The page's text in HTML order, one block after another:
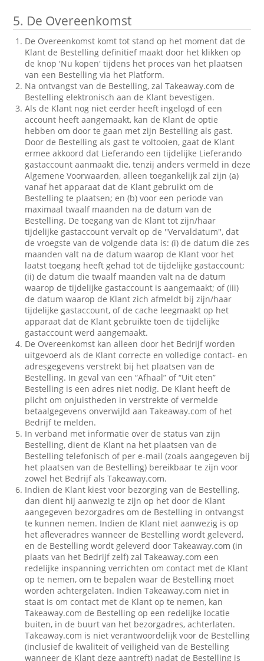
5. De Overeenkomst
De Overeenkomst komt tot stand op het moment dat de
Klant de Bestelling definitief maakt door het klikken op
de knop 'Nu kopen' tijdens het proces van het plaatsen
van een Bestelling via het Platform.
Na ontvangst van de Bestelling, zal Takeaway.com de
Bestelling elektronisch aan de Klant bevestigen.
Als de Klant nog niet eerder heeft ingelogd of een
account heeft aangemaakt, kan de Klant de optie
hebben om door te gaan met zijn Bestelling als gast.
Door de Bestelling als gast te voltooien, gaat de Klant
ermee akkoord dat Lieferando een tijdelijke Lieferando
gastaccount aanmaakt die, tenzij anders vermeld in deze
Algemene Voorwaarden, alleen toegankelijk zal zijn (a)
vanaf het apparaat dat de Klant gebruikt om de
Bestelling te plaatsen; en (b) voor een periode van
maximaal twaalf maanden na de datum van de
Bestelling. De toegang van de Klant tot zijn/haar
tijdelijke gastaccount vervalt op de ''Vervaldatum'', dat
de vroegste van de volgende data is: (i) de datum die zes
maanden valt na de datum waarop de Klant voor het
laatst toegang heeft gehad tot de tijdelijke gastaccount;
(ii) de datum die twaalf maanden valt na de datum
waarop de tijdelijke gastaccount is aangemaakt; of (iii)
de datum waarop de Klant zich afmeldt bij zijn/haar
tijdelijke gastaccount, of de cache leegmaakt op het
apparaat dat de Klant gebruikte toen de tijdelijke
gastaccount werd aangemaakt.
De Overeenkomst kan alleen door het Bedrijf worden
uitgevoerd als de Klant correcte en volledige contact- en
adresgegevens verstrekt bij het plaatsen van de
Bestelling. In geval van een “Afhaal” of “Uit eten”
Bestelling is een adres niet nodig. De Klant heeft de
plicht om onjuistheden in verstrekte of vermelde
betaalgegevens onverwijld aan Takeaway.com of het
Bedrijf te melden.
In verband met informatie over de status van zijn
Bestelling, dient de Klant na het plaatsen van de
Bestelling telefonisch of per e-mail (zoals aangegeven bij
het plaatsen van de Bestelling) bereikbaar te zijn voor
zowel het Bedrijf als Takeaway.com.
Indien de Klant kiest voor bezorging van de Bestelling,
dan dient hij aanwezig te zijn op het door de Klant
aangegeven bezorgadres om de Bestelling in ontvangst
te kunnen nemen. Indien de Klant niet aanwezig is op
het afleveradres wanneer de Bestelling wordt geleverd,
en de Bestelling wordt geleverd door Takeaway.com (in
plaats van het Bedrijf zelf) zal Takeaway.com een
redelijke inspanning verrichten om contact met de Klant
op te nemen, om te bepalen waar de Bestelling moet
worden achtergelaten. Indien Takeaway.com niet in
staat is om contact met de Klant op te nemen, kan
Takeaway.com de Bestelling op een redelijke locatie
buiten, in de buurt van het bezorgadres, achterlaten.
Takeaway.com is niet verantwoordelijk voor de Bestelling
(inclusief de kwaliteit of veiligheid van de Bestelling
wanneer de Klant deze aantreft) nadat de Bestelling is